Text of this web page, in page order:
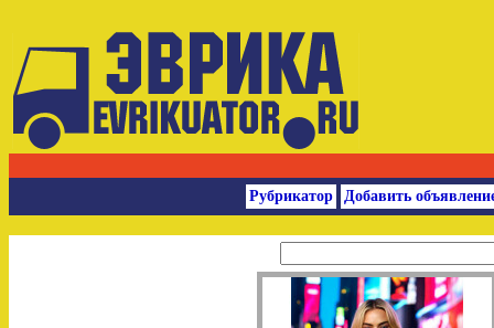
Рубрикатор Добавить